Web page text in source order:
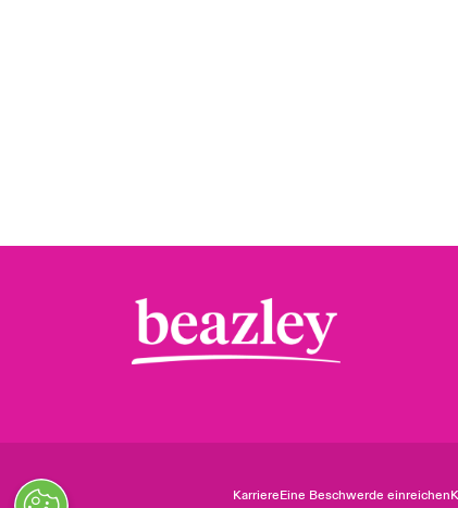
KarriereEine Beschwerde einreichen